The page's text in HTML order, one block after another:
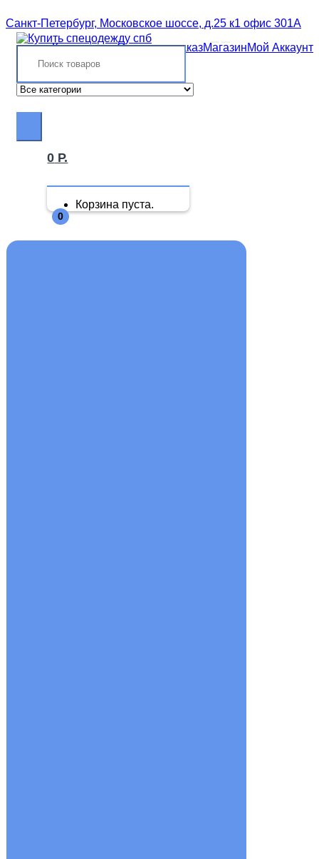
to
navigation
to
content
Санкт-Петербург, Московское шоссе, д.25 к1 офис 301А
КоординатыОтследить заказМагазинМой Аккаунт
Search
0
0 Р.
Корзина пуста.